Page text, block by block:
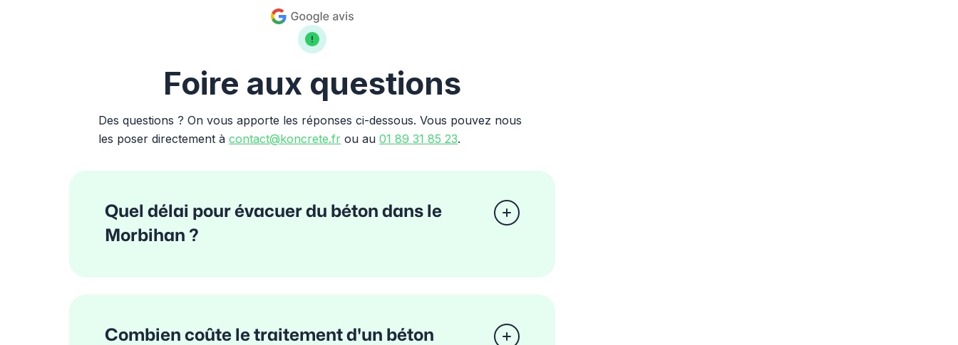
Foire aux questions
Des questions ? On vous apporte les réponses ci-dessous. Vous pouvez nous
les poser directement àcontact@koncrete.fr ou au01 89 31 85 23.
Quel délai pour évacuer du béton dans le
Morbihan ?
Combien coûte le traitement d'un béton